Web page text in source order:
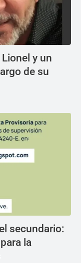
y un
de su
secundario:
la